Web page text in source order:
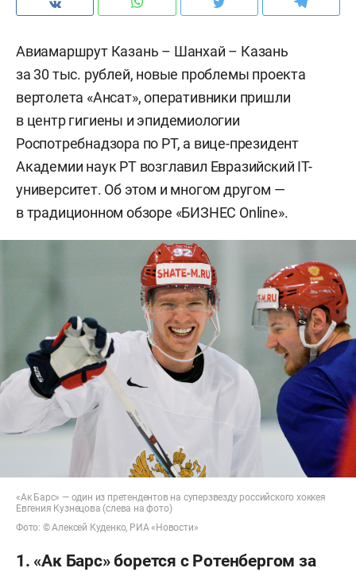
Авиамаршрут Казань – Шанхай – Казань
за 30 тыс. рублей, новые проблемы проекта
вертолета «Ансат», оперативники пришли
в центр гигиены и эпидемиологии
Роспотребнадзора по РТ, а вице-президент
Академии наук РТ возглавил Евразийский IT-
университет. Об этом и многом другом —
в традиционном обзоре «БИЗНЕС Online».
«Ак Барс» — один из претендентов на суперзвезду российского хоккея
Евгения Кузнецова (слева на фото)
Фото: © Алексей Куденко, РИА «Новости»
1. «Ак Барс» борется с Ротенбергом за